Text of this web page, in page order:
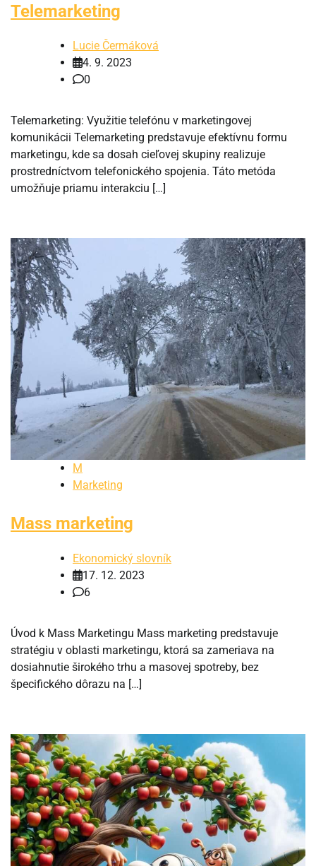
Telemarketing
Lucie Čermáková
4. 9. 2023
0
Telemarketing: Využitie telefónu v marketingovej
komunikácii Telemarketing predstavuje efektívnu formu
marketingu, kde sa dosah cieľovej skupiny realizuje
prostredníctvom telefonického spojenia. Táto metóda
umožňuje priamu interakciu […]
M
Marketing
Mass marketing
Ekonomický slovník
17. 12. 2023
6
Úvod k Mass Marketingu Mass marketing predstavuje
stratégiu v oblasti marketingu, ktorá sa zameriava na
dosiahnutie širokého trhu a masovej spotreby, bez
špecifického dôrazu na […]